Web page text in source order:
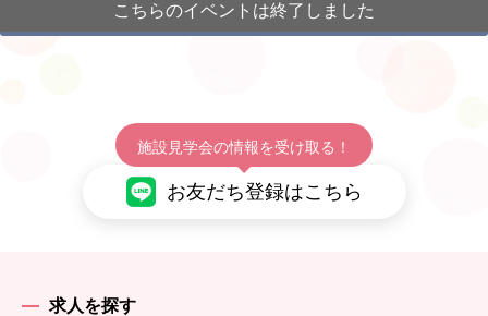
こちらのイベントは終了しました
施設見学会の情報を受け取る！
お友だち登録はこちら
求人を探す